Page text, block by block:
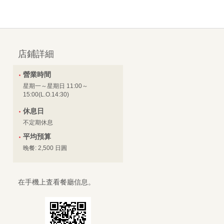
店鋪詳細
營業時間
星期一～星期日 11:00～
15:00(L.O.14:30)
休息日
不定期休息
平均預算
晚餐: 2,500 日圓
在手機上査看餐廳信息。